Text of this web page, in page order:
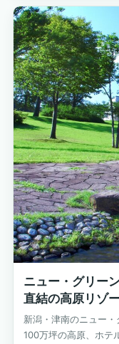
ニュー・グリー
直結の高原リゾ
新潟・津南のニュー・
100万坪の高原、ホテ